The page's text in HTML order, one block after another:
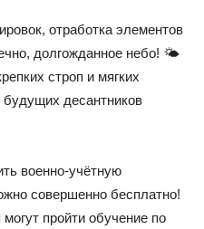
отработка элементов
долгожданное небо! 🌤️
строп и мягких
десантников
военно-учётную
совершенно бесплатно!
пройти обучение по